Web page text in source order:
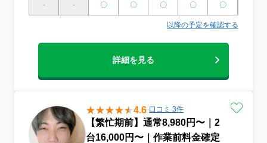
-
-
〇
〇
〇
〇
〇
以降の予定を確認する
詳細を見る
4.6 口コミ 3件
【繁忙期前】通常8,980円〜｜2
台16,000円〜｜作業前料金確定